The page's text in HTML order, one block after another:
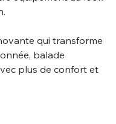
qui transforme
balade
plus de confort et